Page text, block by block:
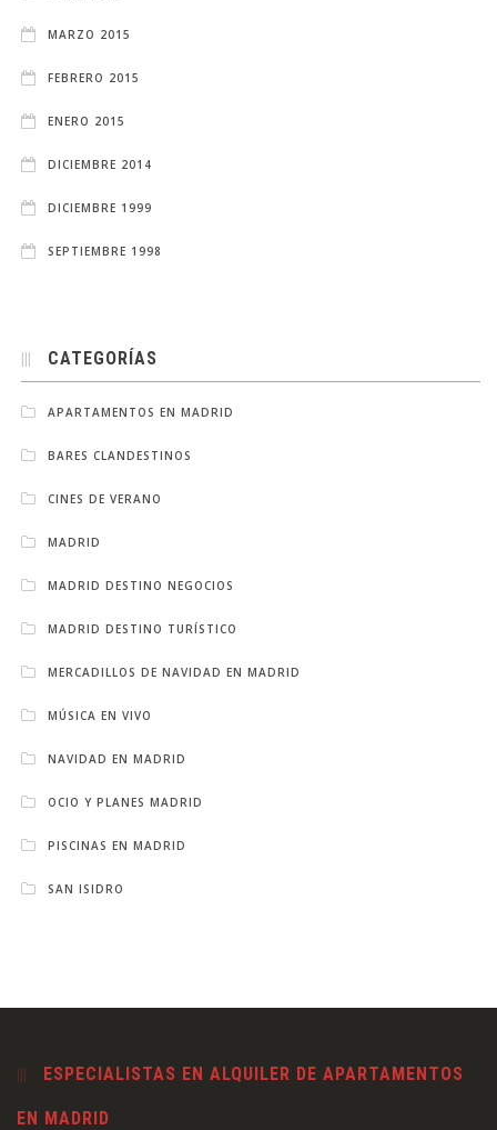
MARZO 2015
FEBRERO 2015
ENERO 2015
DICIEMBRE 2014
DICIEMBRE 1999
SEPTIEMBRE 1998
CATEGORÍAS
APARTAMENTOS EN MADRID
BARES CLANDESTINOS
CINES DE VERANO
MADRID
MADRID DESTINO NEGOCIOS
MADRID DESTINO TURÍSTICO
MERCADILLOS DE NAVIDAD EN MADRID
MÚSICA EN VIVO
NAVIDAD EN MADRID
OCIO Y PLANES MADRID
PISCINAS EN MADRID
SAN ISIDRO
ESPECIALISTAS EN ALQUILER DE APARTAMENTOS
EN MADRID